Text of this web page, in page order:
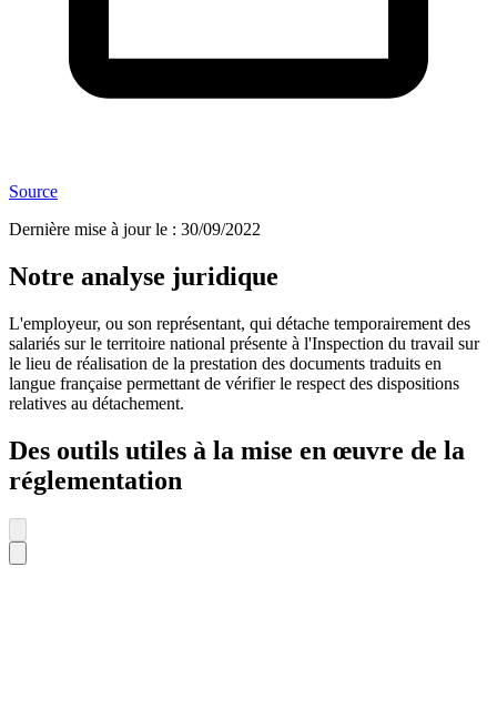
Source
Dernière mise à jour le : 30/09/2022
Notre analyse juridique
L'employeur, ou son représentant, qui détache temporairement des
salariés sur le territoire national présente à l'Inspection du travail sur
le lieu de réalisation de la prestation des documents traduits en
langue française permettant de vérifier le respect des dispositions
relatives au détachement.
Des outils utiles à la mise en œuvre de la
réglementation